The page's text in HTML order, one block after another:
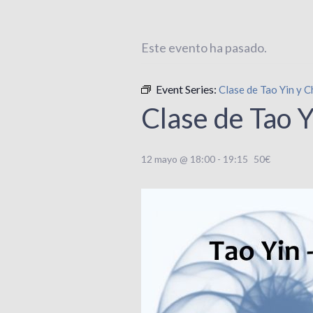
Este evento ha pasado.
Event Series: Clase de Tao Yin y
Clase de Tao
12 mayo @ 18:00 - 19:15 50€